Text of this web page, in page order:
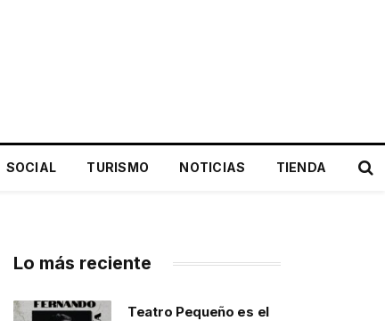
SOCIAL TURISMO NOTICIAS TIENDA
Lo más reciente
Teatro Pequeño es el